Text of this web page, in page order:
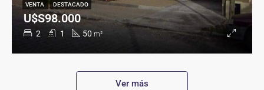
2 1 50 m²
U$S98.000
VENTA DESTACADO
Ver más